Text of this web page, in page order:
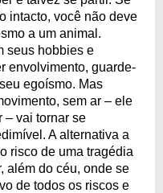
intacto, você não deve
a um animal.
seus hobbies e
envolvimento, guarde-
egoísmo. Mas
sem ar – ele
– vai tornar se
A alternativa a
risco de uma tragédia
além do céu, onde se
de todos os riscos e